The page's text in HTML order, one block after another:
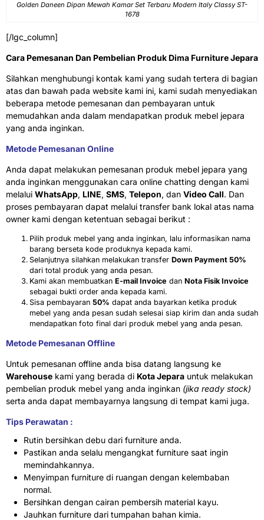
Golden Daneen Dipan Mewah Kamar Set Terbaru Modern Italy Classy ST-
1678
[/lgc_column]
Cara Pemesanan Dan Pembelian Produk Dima Furniture Jepara
Silahkan menghubungi kontak kami yang sudah tertera di bagian
atas dan bawah pada website kami ini, kami sudah menyediakan
beberapa metode pemesanan dan pembayaran untuk
memudahkan anda dalam mendapatkan produk mebel jepara
yang anda inginkan.
Metode Pemesanan Online
Anda dapat melakukan pemesanan produk mebel jepara yang
anda inginkan menggunakan cara online chatting dengan kami
melalui WhatsApp, LINE, SMS, Telepon, dan Video Call. Dan
proses pembayaran dapat melalui transfer bank lokal atas nama
owner kami dengan ketentuan sebagai berikut :
Pilih produk mebel yang anda inginkan, lalu informasikan nama
barang berseta kode produknya kepada kami.
Selanjutnya silahkan melakukan transfer Down Payment 50%
dari total produk yang anda pesan.
Kami akan membuatkan E-mail Invoice dan Nota Fisik Invoice
sebagai bukti order anda kepada kami.
Sisa pembayaran 50% dapat anda bayarkan ketika produk
mebel yang anda pesan sudah selesai siap kirim dan anda sudah
mendapatkan foto final dari produk mebel yang anda pesan.
Metode Pemesanan Offline
Untuk pemesanan offline anda bisa datang langsung ke
Warehouse kami yang berada di Kota Jepara untuk melakukan
pembelian produk mebel yang anda inginkan (jika ready stock)
serta anda dapat membayarnya langsung di tempat kami juga.
Tips Perawatan :
Rutin bersihkan debu dari furniture anda.
Pastikan anda selalu mengangkat furniture saat ingin
memindahkannya.
Menyimpan furniture di ruangan dengan kelembaban
normal.
Bersihkan dengan cairan pembersih material kayu.
Jauhkan furniture dari tumpahan bahan kimia.